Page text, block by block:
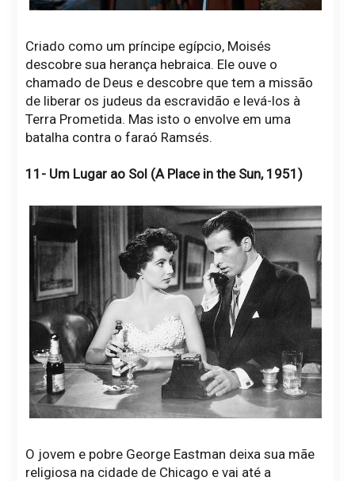
Criado como um príncipe egípcio, Moisés
descobre sua herança hebraica. Ele ouve o
chamado de Deus e descobre que tem a missão
de liberar os judeus da escravidão e levá-los à
Terra Prometida. Mas isto o envolve em uma
batalha contra o faraó Ramsés.
11- Um Lugar ao Sol (A Place in the Sun, 1951)
O jovem e pobre George Eastman deixa sua mãe
religiosa na cidade de Chicago e vai até a